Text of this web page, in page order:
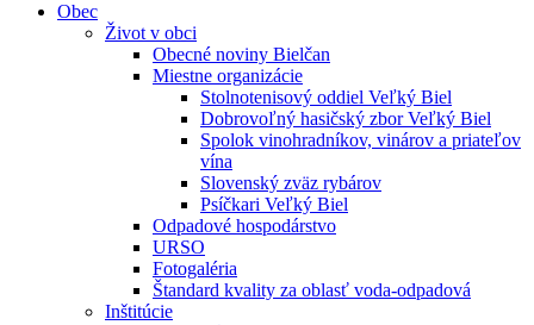
Obec
Život v obci
Obecné noviny Bielčan
Miestne organizácie
Stolnotenisový oddiel Veľký Biel
Dobrovoľný hasičský zbor Veľký Biel
Spolok vinohradníkov, vinárov a priateľov
vína
Slovenský zväz rybárov
Psíčkari Veľký Biel
Odpadové hospodárstvo
URSO
Fotogaléria
Štandard kvality za oblasť voda-odpadová
Inštitúcie